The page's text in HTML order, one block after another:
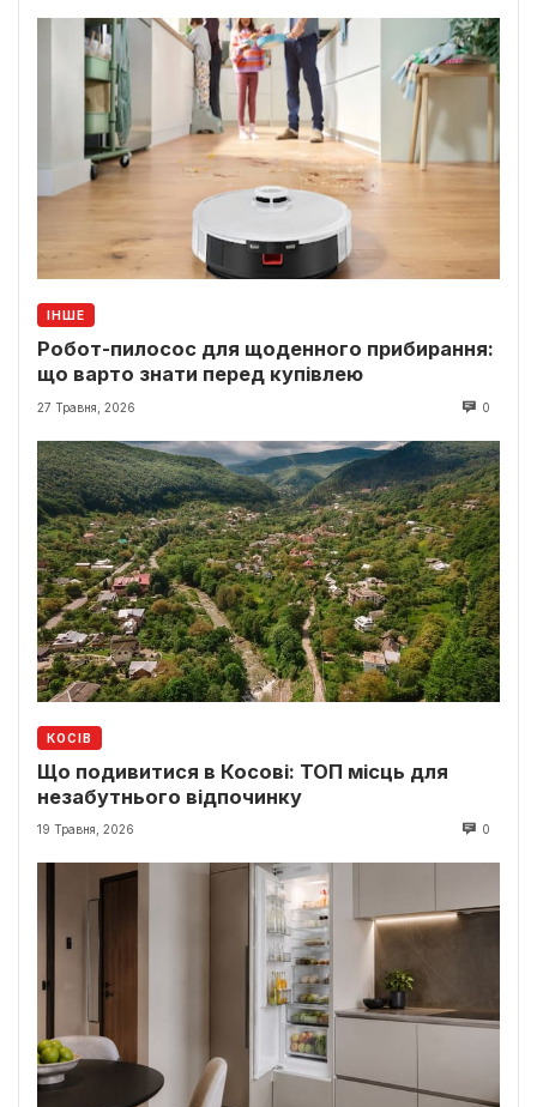
ІНШЕ
Робот-пилосос для щоденного прибирання:
що варто знати перед купівлею
27 Травня, 2026 0
КОСІВ
Що подивитися в Косові: ТОП місць для
незабутнього відпочинку
19 Травня, 2026 0